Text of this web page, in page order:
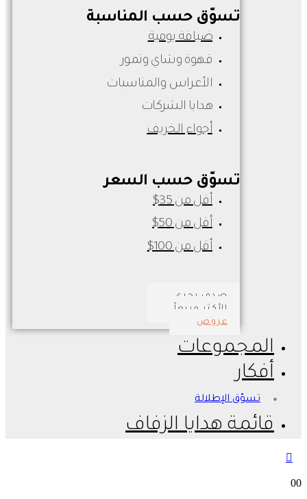
تسوّق حسب المناسبة
ضيافة يومية
قهوة وشاي وتمور
الأعراس والمناسبات
هدايا الشركات
أجواء الخريف
تسوّق حسب السعر
أقل من 35$
أقل من 50$
أقل من 100$
صدف بحري
الأكثر مبيعاً
عروض
المجموعات
أفكار
تسوّق الإطلالة
قائمة هدايا الزفاف
00